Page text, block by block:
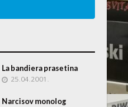
La bandiera prasetina
25.04.2001.
Narcisov monolog